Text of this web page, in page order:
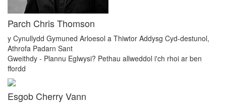
Parch Chris Thomson
y Cynullydd Gymuned Arloesol a Thiwtor Addysg Cyd-destunol,
Athrofa Padarn Sant
Gweithdy - Plannu Eglwysi? Pethau allweddol i'ch rhoi ar ben
ffordd
Esgob Cherry Vann